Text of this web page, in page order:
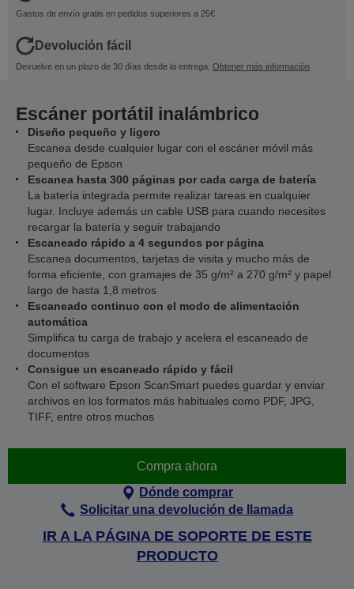
Gastos de envío gratis en pedidos superiores a 25€
Devolución fácil
Devuelve en un plazo de 30 días desde la entrega. Obtener más información
Escáner portátil inalámbrico
Diseño pequeño y ligero
Escanea desde cualquier lugar con el escáner móvil más
pequeño de Epson
Escanea hasta 300 páginas por cada carga de batería
La batería integrada permite realizar tareas en cualquier
lugar. Incluye además un cable USB para cuando necesites
recargar la batería y seguir trabajando
Escaneado rápido a 4 segundos por página
Escanea documentos, tarjetas de visita y mucho más de
forma eficiente, con gramajes de 35 g/m² a 270 g/m² y papel
largo de hasta 1,8 metros
Escaneado continuo con el modo de alimentación
automática
Simplifica tu carga de trabajo y acelera el escaneado de
documentos
Consigue un escaneado rápido y fácil
Con el software Epson ScanSmart puedes guardar y enviar
archivos en los formatos más habituales como PDF, JPG,
TIFF, entre otros muchos
Compra ahora
Dónde comprar
Solicitar una devolución de llamada
IR A LA PÁGINA DE SOPORTE DE ESTE
PRODUCTO